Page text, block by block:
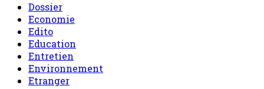
Dossier
Economie
Edito
Education
Entretien
Environnement
Etranger